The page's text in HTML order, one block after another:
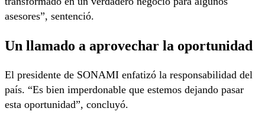
asesores”, sentenció.
Un llamado a aprovechar la oportunidad
El presidente de SONAMI enfatizó la responsabilidad del
país. “Es bien imperdonable que estemos dejando pasar
esta oportunidad”, concluyó.